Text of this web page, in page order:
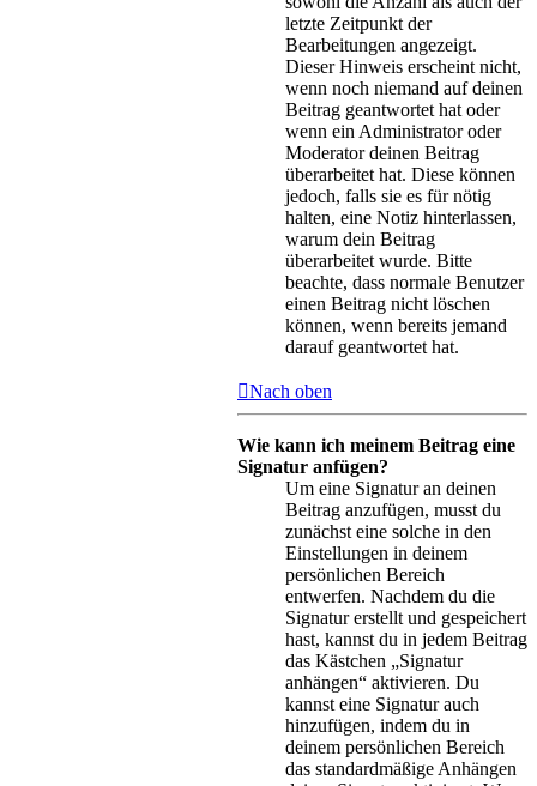
letzte Zeitpunkt der
Bearbeitungen angezeigt.
Dieser Hinweis erscheint nicht,
wenn noch niemand auf deinen
Beitrag geantwortet hat oder
wenn ein Administrator oder
Moderator deinen Beitrag
überarbeitet hat. Diese können
jedoch, falls sie es für nötig
halten, eine Notiz hinterlassen,
warum dein Beitrag
überarbeitet wurde. Bitte
beachte, dass normale Benutzer
einen Beitrag nicht löschen
können, wenn bereits jemand
darauf geantwortet hat.
Nach oben
Wie kann ich meinem Beitrag eine
Signatur anfügen?
Um eine Signatur an deinen
Beitrag anzufügen, musst du
zunächst eine solche in den
Einstellungen in deinem
persönlichen Bereich
entwerfen. Nachdem du die
Signatur erstellt und gespeichert
hast, kannst du in jedem Beitrag
das Kästchen „Signatur
anhängen“ aktivieren. Du
kannst eine Signatur auch
hinzufügen, indem du in
deinem persönlichen Bereich
das standardmäßige Anhängen